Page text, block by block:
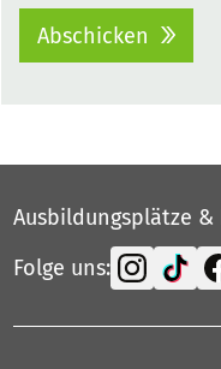
Abschicken
Ausbildungsplätze
Folge uns: